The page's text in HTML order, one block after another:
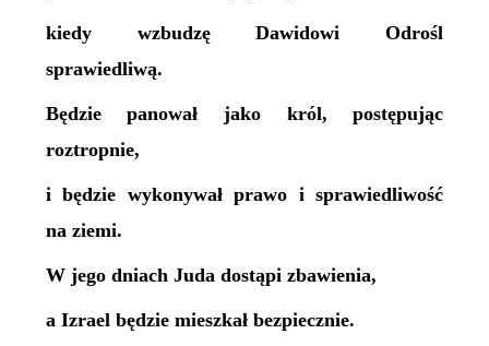
kiedy wzbudzę Dawidowi Odrośl
sprawiedliwą.
Będzie panował jako król, postępując
roztropnie,
i będzie wykonywał prawo i sprawiedliwość
na ziemi.
W jego dniach Juda dostąpi zbawienia,
a Izrael będzie mieszkał bezpiecznie.